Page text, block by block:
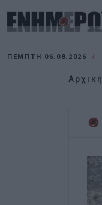
ΠΈΜΠΤΗ 06.08.2026
Αρχική